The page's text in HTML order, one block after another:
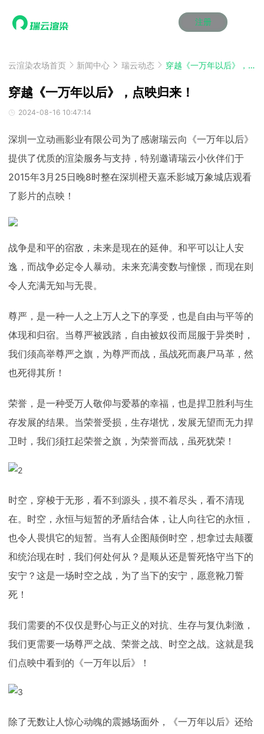
注册
效果图渲染
云制作
云渲染管理系统
AI视频插帧
效果图渲染
云制作
云渲染管理系统
AI视频插帧
效果图渲染
云制作
云渲染管理系统
AI视频插帧
效果图渲染
云制作
云渲染管理系统
AI视频插帧
效果图渲染
云制作
云渲染管理系统
AI视频插帧
效果图渲染
云制作
云渲染管理系统
AI视频插帧
解决方案
3ds Max云渲染方案
Blender 云渲染方案
3ds Max云渲染方案
Blender 云渲染方案
3ds Max云渲染方案
Blender 云渲染方案
3ds Max云渲染方案
Blender 云渲染方案
3ds Max云渲染方案
Blender 云渲染方案
3ds Max云渲染方案
Blender 云渲染方案
价格
效果图价格
云制作价格
效果图价格
云制作价格
效果图价格
云制作价格
效果图价格
云制作价格
效果图价格
云制作价格
效果图价格
云制作价格
案例
资讯&赛事
新闻资讯
渲染百科
泛CG交流会
新闻资讯
渲染百科
泛CG交流会
新闻资讯
渲染百科
泛CG交流会
新闻资讯
渲染百科
泛CG交流会
新闻资讯
渲染百科
泛CG交流会
新闻资讯
渲染百科
泛CG交流会
教育优惠
教育优惠
教育优惠
教育优惠
教育优惠
教育优惠
关于我们
下载
动画客户端
动画客户端
动画客户端
动画客户端
动画客户端
动画客户端
登录
云渲染农场首页 新闻中心 瑞云动态 穿越《一万年以后》，点映归来！
穿越《一万年以后》，点映归来！
2024-08-16 10:47:14
深圳一立动画影业有限公司为了感谢瑞云向《一万年以后》
提供了优质的渲染服务与支持，特别邀请瑞云小伙伴们于
2015年3月25日晚8时整在深圳橙天嘉禾影城万象城店观看
了影片的点映！
战争是和平的宿敌，未来是现在的延伸。和平可以让人安
逸，而战争必定令人暴动。未来充满变数与憧憬，而现在则
令人充满无知与无畏。
尊严，是一种一人之上万人之下的享受，也是自由与平等的
体现和归宿。当尊严被践踏，自由被奴役而屈服于异类时，
我们须高举尊严之旗，为尊严而战，虽战死而裹尸马革，然
也死得其所！
荣誉，是一种受万人敬仰与爱慕的幸福，也是捍卫胜利与生
存发展的结果。当荣誉受损，生存堪忧，发展无望而无力捍
卫时，我们须扛起荣誉之旗，为荣誉而战，虽死犹荣！
时空，穿梭于无形，看不到源头，摸不着尽头，看不清现
在。时空，永恒与短暂的矛盾结合体，让人向往它的永恒，
也令人畏惧它的短暂。当有人企图颠倒时空，想拿过去颠覆
和统治现在时，我们何处何从？是顺从还是誓死恪守当下的
安宁？这是一场时空之战，为了当下的安宁，愿意靴刀誓
死！
我们需要的不仅仅是野心与正义的对抗、生存与复仇刺激，
我们更需要一场尊严之战、荣誉之战、时空之战。这就是我
们点映中看到的《一万年以后》！
除了无数让人惊心动魄的震撼场面外，《一万年以后》还给